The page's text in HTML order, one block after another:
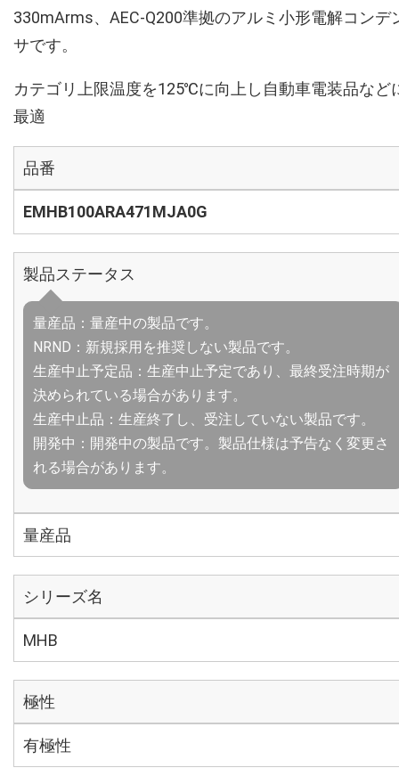
330mArms、AEC-Q200準拠のアルミ小形電解コンデ
サです。
カテゴリ上限温度を125℃に向上し自動車電装品など
最適
品番
EMHB100ARA471MJA0G
製品ステータス
量産品：量産中の製品です。
NRND：新規採用を推奨しない製品です。
生産中止予定品：生産中止予定であり、最終受注時期が
決められている場合があります。
生産中止品：生産終了し、受注していない製品です。
開発中：開発中の製品です。製品仕様は予告なく変更さ
れる場合があります。
量産品
シリーズ名
MHB
極性
有極性